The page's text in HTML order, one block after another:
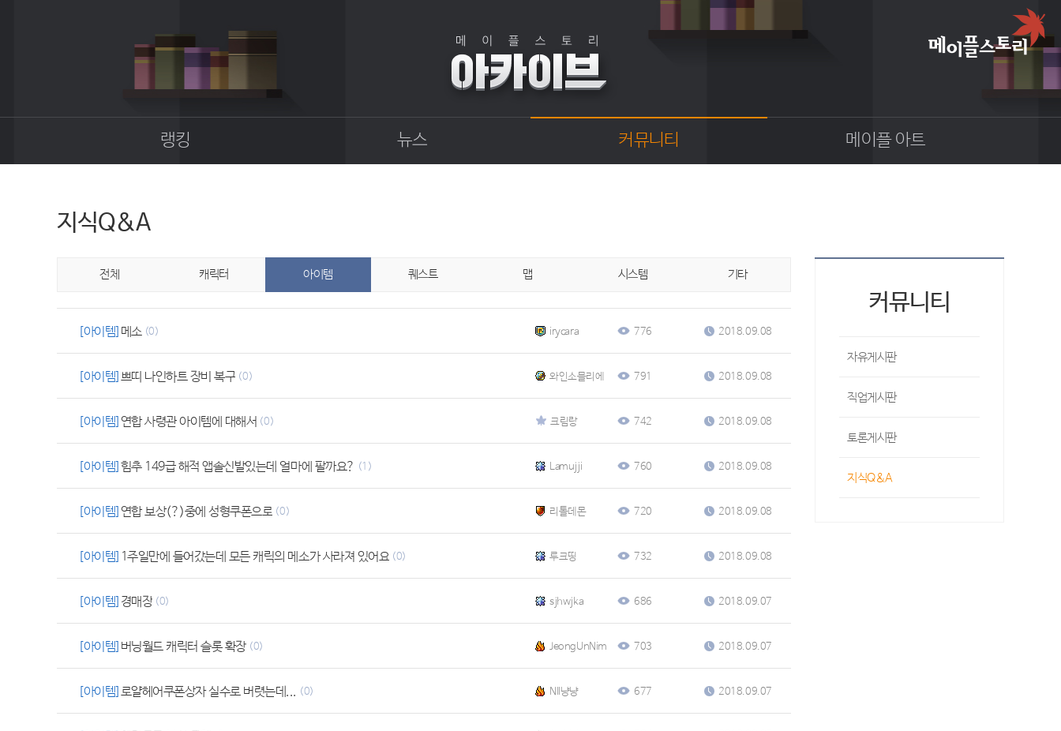
랭킹 뉴스
개발자 노트
커뮤니티 메이플 아트
팬아트
지식Q&A
전체 캐릭터 아이템 퀘스트 맵 시스템 기타
[아이템] 메소 (0) irycara 776 2018.09.08
[아이템] 쁘띠 나인하트 장비 복구 (0) 와인소믈리에 791 2018.09.08
[아이템] 연합 사령관 아이템에 대해서 (0) 크림랑 742 2018.09.08
[아이템] 힘추 149급 해적 앱솔신발있는데 얼마에 팔까요? (1) Lamujji 760 2018.09.08
[아이템] 연합 보상(?)중에 성형쿠폰으로 (0) 리톨데몬 720 2018.09.08
[아이템] 1주일만에 들어갔는데 모든 캐릭의 메소가 사라져 있어요 (0) 루크띵 732 2018.09.08
[아이템] 경매장 (0) sjhwjka 686 2018.09.07
[아이템] 버닝월드 캐릭터 슬롯 확장 (0) JeongUnNim 703 2018.09.07
[아이템] 로얄헤어쿠폰상자 실수로 버렷는데... (0) NII냥냥 677 2018.09.07
커뮤니티
자유게시판
직업게시판
토론게시판
지식Q&A